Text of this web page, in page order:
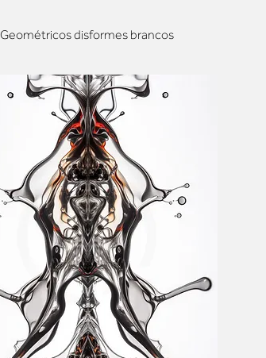
Geométricos disformes brancos